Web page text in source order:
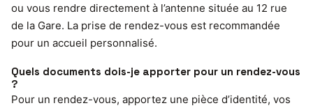
ou vous rendre directement à l’antenne située au 12 rue
de la Gare. La prise de rendez-vous est recommandée
pour un accueil personnalisé.
Quels documents dois-je apporter pour un rendez-vous
?
Pour un rendez-vous, apportez une pièce d’identité, vos